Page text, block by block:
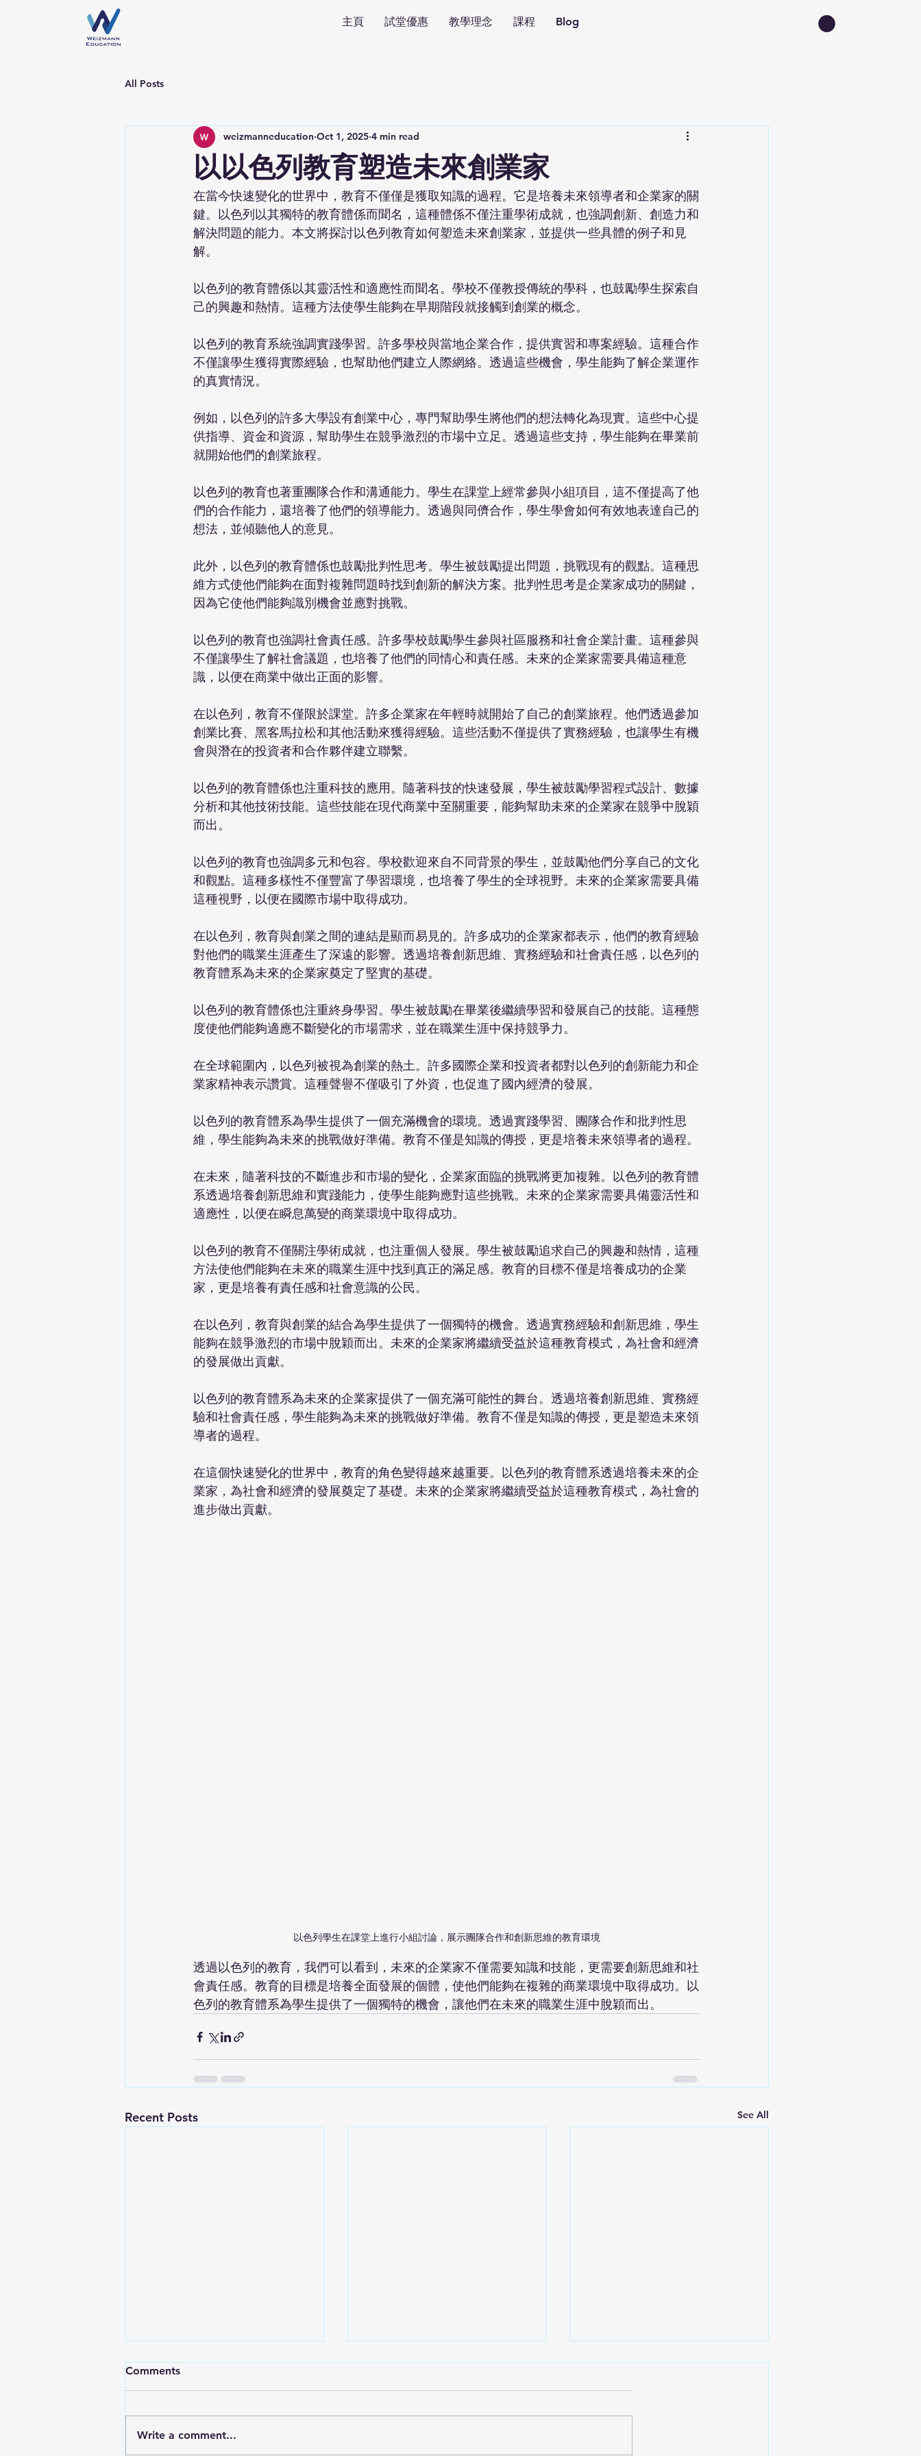
主頁 試堂優惠 教學理念 課程 Blog
All Posts
以以色列教育塑造未來創業家
weizmanneducation Oct 1, 2025 4 min read
在當今快速變化的世界中，教育不僅僅是獲取知識的過程。它是培養未來領導者和企業家的關
鍵。以色列以其獨特的教育體係而聞名，這種體係不僅注重學術成就，也強調創新、創造力和
解決問題的能力。本文將探討以色列教育如何塑造未來創業家，並提供一些具體的例子和見
解。
以色列的教育體係以其靈活性和適應性而聞名。學校不僅教授傳統的學科，也鼓勵學生探索自
己的興趣和熱情。這種方法使學生能夠在早期階段就接觸到創業的概念。
以色列的教育系統強調實踐學習。許多學校與當地企業合作，提供實習和專案經驗。這種合作
不僅讓學生獲得實際經驗，也幫助他們建立人際網絡。透過這些機會，學生能夠了解企業運作
的真實情況。
例如，以色列的許多大學設有創業中心，專門幫助學生將他們的想法轉化為現實。這些中心提
供指導、資金和資源，幫助學生在競爭激烈的市場中立足。透過這些支持，學生能夠在畢業前
就開始他們的創業旅程。
以色列的教育也著重團隊合作和溝通能力。學生在課堂上經常參與小組項目，這不僅提高了他
們的合作能力，還培養了他們的領導能力。透過與同儕合作，學生學會如何有效地表達自己的
想法，並傾聽他人的意見。
此外，以色列的教育體係也鼓勵批判性思考。學生被鼓勵提出問題，挑戰現有的觀點。這種思
維方式使他們能夠在面對複雜問題時找到創新的解決方案。批判性思考是企業家成功的關鍵，
因為它使他們能夠識別機會並應對挑戰。
以色列的教育也強調社會責任感。許多學校鼓勵學生參與社區服務和社會企業計畫。這種參與
不僅讓學生了解社會議題，也培養了他們的同情心和責任感。未來的企業家需要具備這種意
識，以便在商業中做出正面的影響。
在以色列，教育不僅限於課堂。許多企業家在年輕時就開始了自己的創業旅程。他們透過參加
創業比賽、黑客馬拉松和其他活動來獲得經驗。這些活動不僅提供了實務經驗，也讓學生有機
會與潛在的投資者和合作夥伴建立聯繫。
以色列的教育體係也注重科技的應用。隨著科技的快速發展，學生被鼓勵學習程式設計、數據
分析和其他技術技能。這些技能在現代商業中至關重要，能夠幫助未來的企業家在競爭中脫穎
而出。
以色列的教育也強調多元和包容。學校歡迎來自不同背景的學生，並鼓勵他們分享自己的文化
和觀點。這種多樣性不僅豐富了學習環境，也培養了學生的全球視野。未來的企業家需要具備
這種視野，以便在國際市場中取得成功。
在以色列，教育與創業之間的連結是顯而易見的。許多成功的企業家都表示，他們的教育經驗
對他們的職業生涯產生了深遠的影響。透過培養創新思維、實務經驗和社會責任感，以色列的
教育體系為未來的企業家奠定了堅實的基礎。
以色列的教育體係也注重終身學習。學生被鼓勵在畢業後繼續學習和發展自己的技能。這種態
度使他們能夠適應不斷變化的市場需求，並在職業生涯中保持競爭力。
在全球範圍內，以色列被視為創業的熱土。許多國際企業和投資者都對以色列的創新能力和企
業家精神表示讚賞。這種聲譽不僅吸引了外資，也促進了國內經濟的發展。
以色列的教育體系為學生提供了一個充滿機會的環境。透過實踐學習、團隊合作和批判性思
維，學生能夠為未來的挑戰做好準備。教育不僅是知識的傳授，更是培養未來領導者的過程。
在未來，隨著科技的不斷進步和市場的變化，企業家面臨的挑戰將更加複雜。以色列的教育體
系透過培養創新思維和實踐能力，使學生能夠應對這些挑戰。未來的企業家需要具備靈活性和
適應性，以便在瞬息萬變的商業環境中取得成功。
以色列的教育不僅關注學術成就，也注重個人發展。學生被鼓勵追求自己的興趣和熱情，這種
方法使他們能夠在未來的職業生涯中找到真正的滿足感。教育的目標不僅是培養成功的企業
家，更是培養有責任感和社會意識的公民。
在以色列，教育與創業的結合為學生提供了一個獨特的機會。透過實務經驗和創新思維，學生
能夠在競爭激烈的市場中脫穎而出。未來的企業家將繼續受益於這種教育模式，為社會和經濟
的發展做出貢獻。
以色列的教育體系為未來的企業家提供了一個充滿可能性的舞台。透過培養創新思維、實務經
驗和社會責任感，學生能夠為未來的挑戰做好準備。教育不僅是知識的傳授，更是塑造未來領
導者的過程。
在這個快速變化的世界中，教育的角色變得越來越重要。以色列的教育體系透過培養未來的企
業家，為社會和經濟的發展奠定了基礎。未來的企業家將繼續受益於這種教育模式，為社會的
進步做出貢獻。
以色列學生在課堂上進行小組討論，展示團隊合作和創新思維的教育環境
透過以色列的教育，我們可以看到，未來的企業家不僅需要知識和技能，更需要創新思維和社
會責任感。教育的目標是培養全面發展的個體，使他們能夠在複雜的商業環境中取得成功。以
色列的教育體系為學生提供了一個獨特的機會，讓他們在未來的職業生涯中脫穎而出。
Recent Posts See All
Comments
Write a comment...